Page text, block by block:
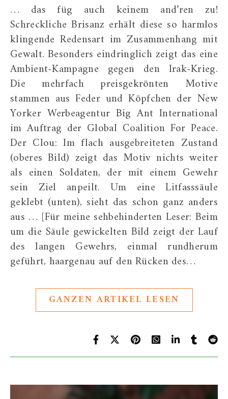
… das füg auch keinem and’ren zu!
Schreckliche Brisanz erhält diese so harmlos
klingende Redensart im Zusammenhang mit
Gewalt. Besonders eindringlich zeigt das eine
Ambient-Kampagne gegen den Irak-Krieg.
Die mehrfach preisgekrönten Motive
stammen aus Feder und Köpfchen der New
Yorker Werbeagentur Big Ant International
im Auftrag der Global Coalition For Peace.
Der Clou: Im flach ausgebreiteten Zustand
(oberes Bild) zeigt das Motiv nichts weiter
als einen Soldaten, der mit einem Gewehr
sein Ziel anpeilt. Um eine Litfasssäule
geklebt (unten), sieht das schon ganz anders
aus … [Für meine sehbehinderten Leser: Beim
um die Säule gewickelten Bild zeigt der Lauf
des langen Gewehrs, einmal rundherum
geführt, haargenau auf den Rücken des…
GANZEN ARTIKEL LESEN